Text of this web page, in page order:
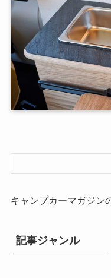
キャンプカーマガジン
記事ジャンル